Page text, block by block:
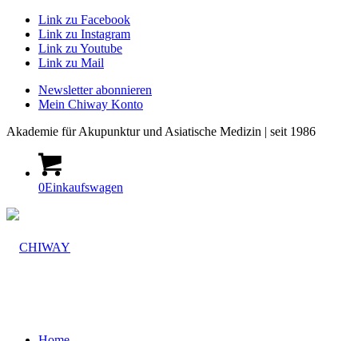
Link zu Facebook
Link zu Instagram
Link zu Youtube
Link zu Mail
Newsletter abonnieren
Mein Chiway Konto
Akademie für Akupunktur und Asiatische Medizin | seit 1986
0Einkaufswagen